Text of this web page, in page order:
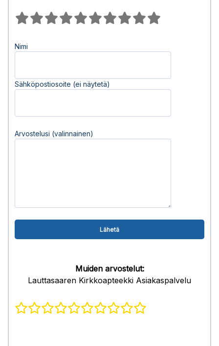
Nimi
Sähköpostiosoite (ei näytetä)
Arvostelusi (valinnainen)
Muiden arvostelut:
Lauttasaaren Kirkkoapteekki Asiakaspalvelu